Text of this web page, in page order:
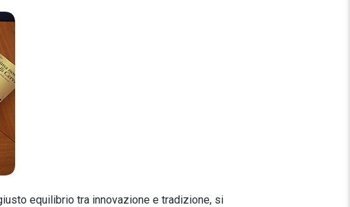
equilibrio tra innovazione e tradizione, si